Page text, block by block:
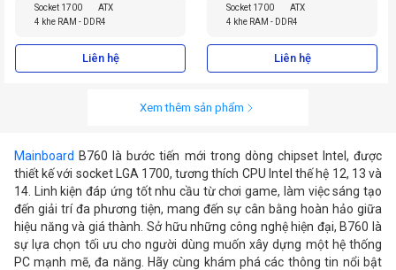
Socket 1700
ATX
4 khe RAM - DDR4
Liên hệ
Socket 1700
ATX
4 khe RAM - DDR4
Liên hệ
Xem thêm sản phẩm
Mainboard B760 là bước tiến mới trong dòng chipset Intel, được
thiết kế với socket LGA 1700, tương thích CPU Intel thế hệ 12, 13 và
14. Linh kiện đáp ứng tốt nhu cầu từ chơi game, làm việc sáng tạo
đến giải trí đa phương tiện, mang đến sự cân bằng hoàn hảo giữa
hiệu năng và giá thành. Sở hữu những công nghệ hiện đại, B760 là
sự lựa chọn tối ưu cho người dùng muốn xây dựng một hệ thống
PC mạnh mẽ, đa năng. Hãy cùng khám phá các thông tin nổi bật